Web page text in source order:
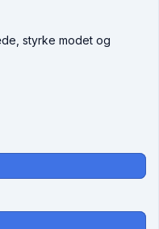
styrke modet og